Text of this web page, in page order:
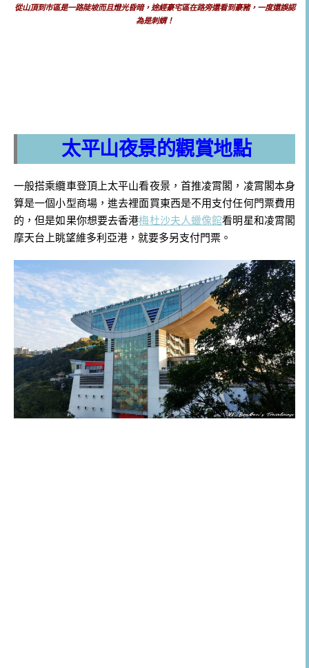
從山頂到市區是一路陡坡而且燈光昏暗，途經豪宅區在路旁還看到豪豬，一度還誤認
為是刺蝟！
太平山夜景的觀賞地點
一般搭乘纜車登頂上太平山看夜景，首推凌霄閣，凌霄閣本身
算是一個小型商場，進去裡面買東西是不用支付任何門票費用
的，但是如果你想要去香港梅杜沙夫人蠟像館看明星和凌霄閣
摩天台上眺望維多利亞港，就要多另支付門票。